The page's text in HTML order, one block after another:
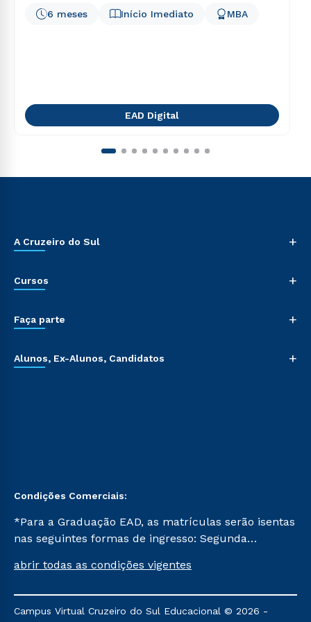
Início Imediato
6 meses MBA
EAD Digital
A Cruzeiro do Sul +
Cursos +
Faça parte +
Alunos, Ex-Alunos, Candidatos +
Condições Comerciais:
*Para a Graduação EAD, as matrículas serão isentas
nas seguintes formas de ingresso: Segunda
Já para as demais, a taxa de matrícula será de R$
mencionadas são referentes aos cursos: Ensino
abrir todas as condições vigentes
Campus Virtual Cruzeiro do Sul Educacional © 2026 -